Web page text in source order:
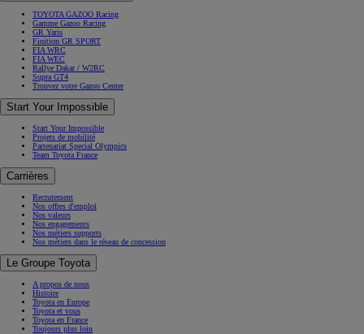
TOYOTA GAZOO Racing
Gamme Gazoo Racing
GR Yaris
Finition GR SPORT
FIA WRC
FIA WEC
Rallye Dakar / W2RC
Supra GT4
Trouvez votre Gazoo Center
Start Your Impossible
Start Your Impossible
Projets de mobilité
Partenariat Special Olympics
Team Toyota France
Carrières
Recrutement
Nos offres d'emploi
Nos valeurs
Nos engagements
Nos métiers supports
Nos métiers dans le réseau de concession
Le Groupe Toyota
A propos de nous
Histoire
Toyota en Europe
Toyota et vous
Toyota en France
Toujours plus loin